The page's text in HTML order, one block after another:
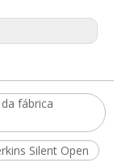
fábrica
Silent Open